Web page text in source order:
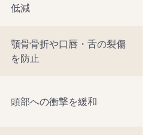
低減
顎骨骨折や口唇・舌の裂傷
を防止
頭部への衝撃を緩和